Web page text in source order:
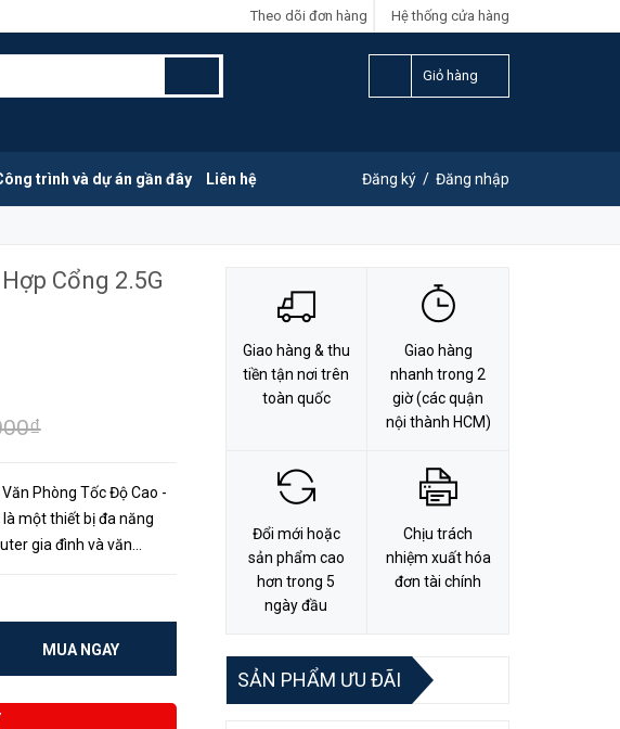
Hệ thống cửa hàng
Theo dõi đơn hàng
Giỏ hàng
trình và dự án gần đây Liên hệ Đăng ký / Đăng nhập
Cổng 2.5G
Phòng Tốc Độ Cao -
một thiết bị đa năng
gia đình và văn
MUA NGAY
MUA NGAY LIÊN HỆ ĐẶT HÀNG
Giao hàng & thu
tiền tận nơi trên
toàn quốc
Giao hàng
nhanh trong 2
giờ (các quận
nội thành HCM)
Đổi mới hoặc
sản phẩm cao
hơn trong 5
ngày đầu
Chịu trách
nhiệm xuất hóa
đơn tài chính
SẢN PHẨM ƯU ĐÃI